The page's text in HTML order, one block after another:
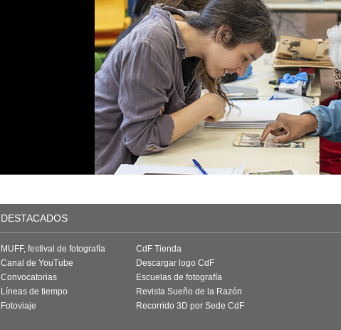
DESTACADOS
MUFF, festival de fotografía
Canal de YouTube
Convocatorias
Líneas de tiempo
Fotoviaje
CdF Tienda
Descargar logo CdF
Escuelas de fotografía
Revista Sueño de la Razón
Recorrido 3D por Sede CdF